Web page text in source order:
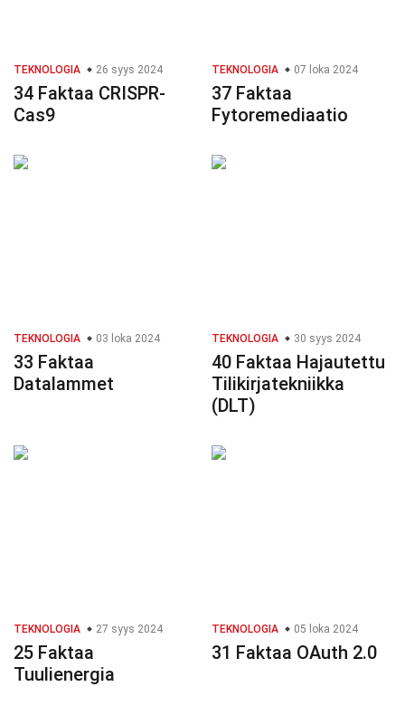
TEKNOLOGIA 26 syys 2024
34 Faktaa CRISPR-
Cas9
TEKNOLOGIA 07 loka 2024
37 Faktaa
Fytoremediaatio
TEKNOLOGIA 03 loka 2024
33 Faktaa
Datalammet
TEKNOLOGIA 30 syys 2024
40 Faktaa Hajautettu
Tilikirjatekniikka
(DLT)
TEKNOLOGIA 27 syys 2024
25 Faktaa
Tuulienergia
TEKNOLOGIA 05 loka 2024
31 Faktaa OAuth 2.0